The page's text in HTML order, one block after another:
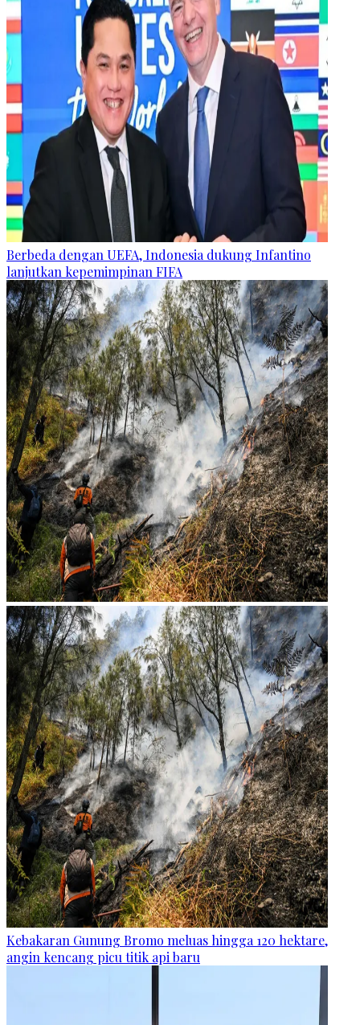
Berbeda dengan UEFA, Indonesia dukung Infantino
lanjutkan kepemimpinan FIFA
Kebakaran Gunung Bromo meluas hingga 120 hektare,
angin kencang picu titik api baru